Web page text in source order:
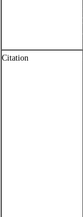
Citation